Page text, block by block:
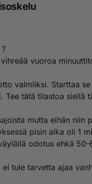
vuoroa
valmiiksi. Starttaa
Tee tätä tilastoa siellä
mutta eihän niin
pisin aika oli 1
odotus ehkä 50-
tule tarvetta ajaa